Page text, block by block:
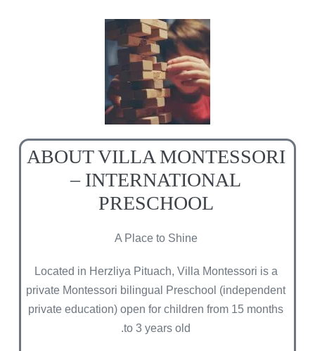
ABOUT VILLA MONTESSORI
– INTERNATIONAL
PRESCHOOL
A Place to Shine
Located in Herzliya Pituach, Villa Montessori is a
private Montessori bilingual Preschool (independent
private education) open for children from 15 months
to 3 years old.